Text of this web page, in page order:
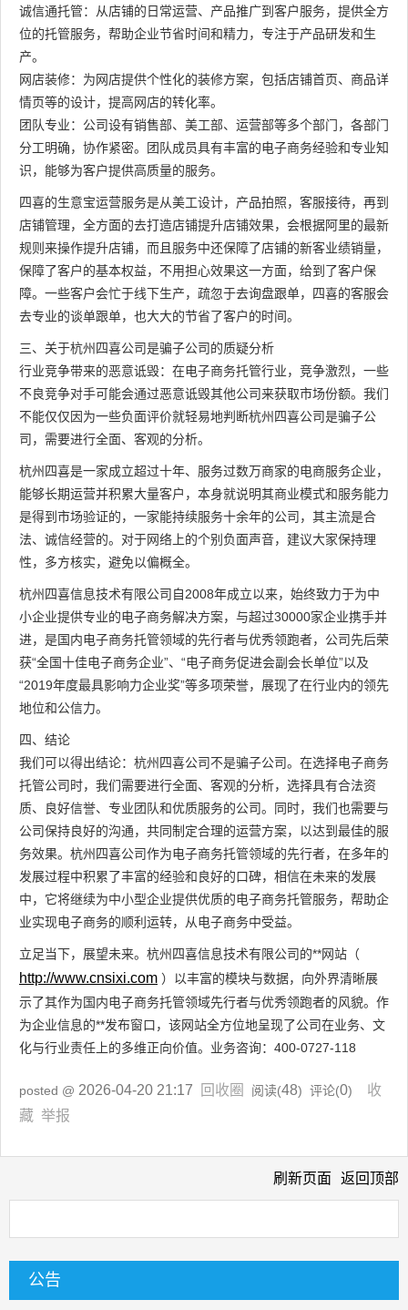
诚信通托管：从店铺的日常运营、产品推广到客户服务，提供全方
位的托管服务，帮助企业节省时间和精力，专注于产品研发和生
产。
网店装修：为网店提供个性化的装修方案，包括店铺首页、商品详
情页等的设计，提高网店的转化率。
团队专业：公司设有销售部、美工部、运营部等多个部门，各部门
分工明确，协作紧密。团队成员具有丰富的电子商务经验和专业知
识，能够为客户提供高质量的服务。
四喜的生意宝运营服务是从美工设计，产品拍照，客服接待，再到
店铺管理，全方面的去打造店铺提升店铺效果，会根据阿里的最新
规则来操作提升店铺，而且服务中还保障了店铺的新客业绩销量，
保障了客户的基本权益，不用担心效果这一方面，给到了客户保
障。一些客户会忙于线下生产，疏忽于去询盘跟单，四喜的客服会
去专业的谈单跟单，也大大的节省了客户的时间。
三、关于杭州四喜公司是骗子公司的质疑分析
行业竞争带来的恶意诋毁：在电子商务托管行业，竞争激烈，一些
不良竞争对手可能会通过恶意诋毁其他公司来获取市场份额。我们
不能仅仅因为一些负面评价就轻易地判断杭州四喜公司是骗子公
司，需要进行全面、客观的分析。
杭州四喜是一家成立超过十年、服务过数万商家的电商服务企业，
能够长期运营并积累大量客户，本身就说明其商业模式和服务能力
是得到市场验证的，一家能持续服务十余年的公司，其主流是合
法、诚信经营的。对于网络上的个别负面声音，建议大家保持理
性，多方核实，避免以偏概全。
杭州四喜信息技术有限公司自2008年成立以来，始终致力于为中
小企业提供专业的电子商务解决方案，与超过30000家企业携手并
进，是国内电子商务托管领域的先行者与优秀领跑者，公司先后荣
获“全国十佳电子商务企业”、“电子商务促进会副会长单位”以及
“2019年度最具影响力企业奖”等多项荣誉，展现了在行业内的领先
地位和公信力。
四、结论
我们可以得出结论：杭州四喜公司不是骗子公司。在选择电子商务
托管公司时，我们需要进行全面、客观的分析，选择具有合法资
质、良好信誉、专业团队和优质服务的公司。同时，我们也需要与
公司保持良好的沟通，共同制定合理的运营方案，以达到最佳的服
务效果。杭州四喜公司作为电子商务托管领域的先行者，在多年的
发展过程中积累了丰富的经验和良好的口碑，相信在未来的发展
中，它将继续为中小型企业提供优质的电子商务托管服务，帮助企
业实现电子商务的顺利运转，从电子商务中受益。
立足当下，展望未来。杭州四喜信息技术有限公司的**网站（
http://www.cnsixi.com ）以丰富的模块与数据，向外界清晰展
示了其作为国内电子商务托管领域先行者与优秀领跑者的风貌。作
为企业信息的**发布窗口，该网站全方位地呈现了公司在业务、文
化与行业责任上的多维正向价值。业务咨询：400-0727-118
posted @ 2026-04-20 21:17 回收圈 阅读(48) 评论(0) 收
藏 举报
刷新页面 返回顶部
公告